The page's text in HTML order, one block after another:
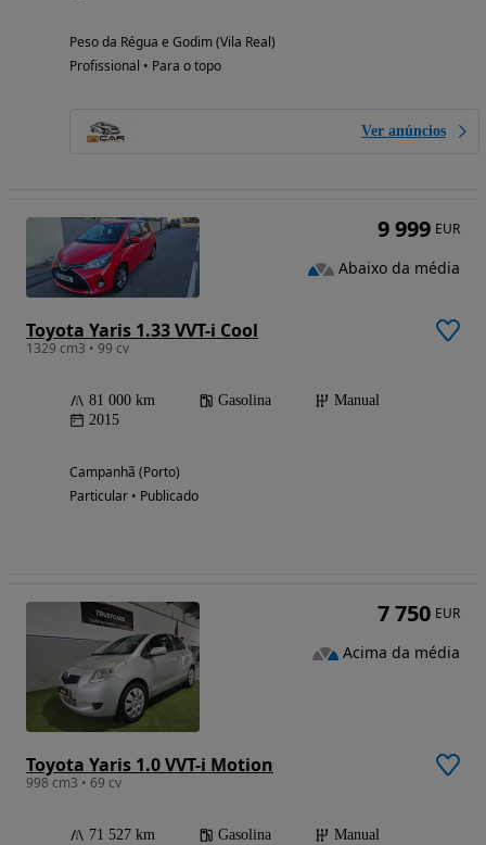
Peso da Régua e Godim (Vila Real)
Profissional • Para o topo
Ver anúncios
Toyota Yaris 1.33 VVT-i Cool
1329 cm3 • 99 cv
81 000 km Gasolina
Manual
2015
Campanhã (Porto)
Particular • Publicado
9 999 EUR
Abaixo da média
Toyota Yaris 1.0 VVT-i Motion
998 cm3 • 69 cv
71 527 km Gasolina
Manual
7 750 EUR
Acima da média